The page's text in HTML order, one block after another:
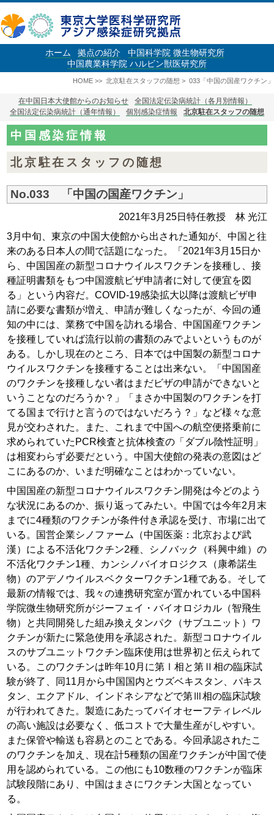
ホーム 拠点の紹介
中国科学院 微生物研究所
中国農業科学院 ハルビン獣医研究所
HOME >> 北京駐在スタッフの随想 > 033「中国の国産ワクチン」
在中国日本大使館からのお知らせ
全国法定伝染病統計（各月別情報）
全国法定伝染病統計（通年情報）
個別感染症情報 北京駐在スタッフの随想
中国感染症情報
北京駐在スタッフの随想
No.033 「中国の国産ワクチン」
2021年3月25日 特任教授 林 光江
3月中旬、東京の中国大使館から出された通知が、中国と往
来のある日本人の間で話題になった。「2021年3月15日か
ら、中国国産の新型コロナウイルスワクチンを接種し、接
種証明書類をもつ中国渡航ビザ申請者に対して便宜を図
る」という内容だ。COVID-19感染拡大以降は渡航ビザ申
請に必要な書類が増え、申請が難しくなったが、今回の通
知の中には、業務で中国を訪れる場合、中国国産ワクチン
を接種していれば流行以前の書類のみでよいというものが
ある。しかし現在のところ、日本では中国製の新型コロナ
ウイルスワクチンを接種することは出来ない。「中国国産
のワクチンを接種しない者はまだビザの申請ができないと
いうことなのだろうか？」「まさか中国製のワクチンを打
てる国まで行けと言うのではないだろう？」など様々な意
見が交わされた。また、これまで中国への航空便搭乗前に
求められていたPCR検査と抗体検査の「ダブル陰性証明」
は相変わらず必要だという。中国大使館の発表の意図はど
こにあるのか、いまだ明確なことはわかっていない。
中国国産の新型コロナウイルスワクチン開発は今どのよう
な状況にあるのか、振り返ってみたい。中国では今年2月末
までに4種類のワクチンが条件付き承認を受け、市場に出て
いる。国営企業シノファーム（中国医薬：北京および武
漢）による不活化ワクチン2種、シノバック（科興中維）の
不活化ワクチン1種、カンシノバイオロジクス（康希諾生
物）のアデノウイルスベクターワクチン1種である。そして
最新の情報では、我々の連携研究室が置かれている中国科
学院微生物研究所がジーフェイ・バイオロジカル（智飛生
物）と共同開発した組み換えタンパク（サブユニット）ワ
クチンが新たに緊急使用を承認された。新型コロナウイル
スのサブユニットワクチン臨床使用は世界初と伝えられて
いる。このワクチンは昨年10月に第Ⅰ相と第Ⅱ相の臨床試
験が終了、同11月から中国国内とウズベキスタン、パキス
タン、エクアドル、インドネシアなどで第Ⅲ相の臨床試験
が行われてきた。製造にあたってバイオセーフティレベル
の高い施設は必要なく、低コストで大量生産がしやすい。
また保管や輸送も容易とのことである。今回承認されたこ
のワクチンを加え、現在計5種類の国産ワクチンが中国で使
用を認められている。この他にも10数種のワクチンが臨床
試験段階にあり、中国はまさにワクチン大国となってい
る。